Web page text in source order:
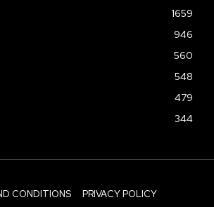
1659
946
560
548
479
344
CONDITIONS PRIVACY POLICY